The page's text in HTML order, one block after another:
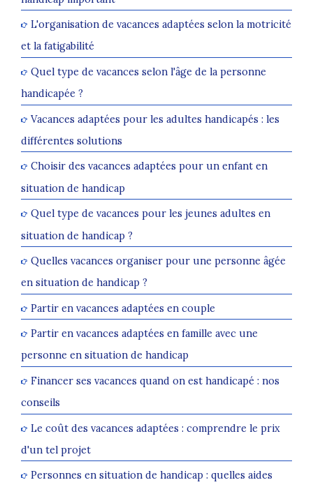
L'organisation de vacances adaptées selon la motricité
et la fatigabilité
Quel type de vacances selon l'âge de la personne
handicapée ?
Vacances adaptées pour les adultes handicapés : les
différentes solutions
Choisir des vacances adaptées pour un enfant en
situation de handicap
Quel type de vacances pour les jeunes adultes en
situation de handicap ?
Quelles vacances organiser pour une personne âgée
en situation de handicap ?
Partir en vacances adaptées en couple
Partir en vacances adaptées en famille avec une
personne en situation de handicap
Financer ses vacances quand on est handicapé : nos
conseils
Le coût des vacances adaptées : comprendre le prix
d'un tel projet
Personnes en situation de handicap : quelles aides